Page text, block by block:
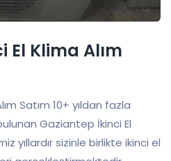
El Klima Alım
Satım 10+ yıldan fazla
Gaziantep İkinci El
yıllardır sizinle birlikte ikinci el